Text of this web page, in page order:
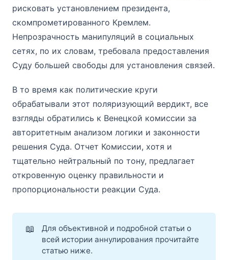
рисковать установлением президента,
скомпрометированного Кремлем.
Непрозрачность манипуляций в социальных
сетях, по их словам, требовала предоставления
Суду большей свободы для установления связей.
В то время как политические круги
обрабатывали этот поляризующий вердикт, все
взгляды обратились к Венецкой комиссии за
авторитетным анализом логики и законности
решения Суда. Отчет Комиссии, хотя и
тщательно нейтральный по тону, предлагает
откровенную оценку правильности и
пропорциональности реакции Суда.
📖
Для объективной и подробной статьи о
всей истории аннулирования прочитайте
статью ниже.